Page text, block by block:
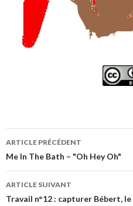
Navigation
de
l’article
ARTICLE PRÉCÉDENT
Me In The Bath – "Oh Hey Oh"
ARTICLE SUIVANT
Travail n°12 : capturer Bébert,